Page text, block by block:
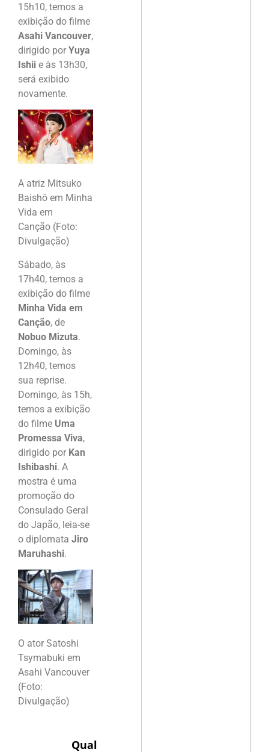
15h10, temos a
exibição do filme
Asahi Vancouver,
dirigido por Yuya
Ishii e às 13h30,
será exibido
novamente.
A atriz Mitsuko
Baishô em Minha
Vida em
Canção (Foto:
Divulgação)
Sábado, às
17h40, temos a
exibição do filme
Minha Vida em
Canção, de
Nobuo Mizuta.
Domingo, às
12h40, temos
sua reprise.
Domingo, às 15h,
temos a exibição
do filme Uma
Promessa Viva,
dirigido por Kan
Ishibashi. A
mostra é uma
promoção do
Consulado Geral
do Japão, leia-se
o diplomata Jiro
Maruhashi.
O ator Satoshi
Tsymabuki em
Asahi Vancouver
(Foto:
Divulgação)
Qual